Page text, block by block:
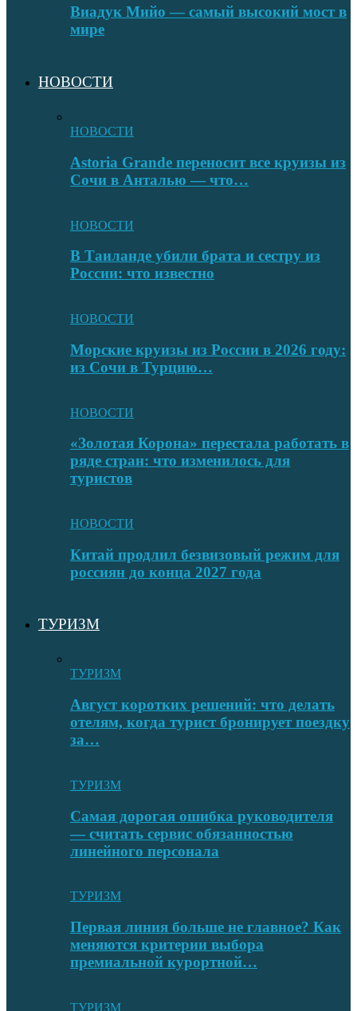
Виадук Мийо — самый высокий мост в
мире
НОВОСТИ
НОВОСТИ
Astoria Grande переносит все круизы из
Сочи в Анталью — что…
НОВОСТИ
В Таиланде убили брата и сестру из
России: что известно
НОВОСТИ
Морские круизы из России в 2026 году:
из Сочи в Турцию…
НОВОСТИ
«Золотая Корона» перестала работать в
ряде стран: что изменилось для
туристов
НОВОСТИ
Китай продлил безвизовый режим для
россиян до конца 2027 года
ТУРИЗМ
ТУРИЗМ
Август коротких решений: что делать
отелям, когда турист бронирует поездку
за…
ТУРИЗМ
Самая дорогая ошибка руководителя
— считать сервис обязанностью
линейного персонала
ТУРИЗМ
Первая линия больше не главное? Как
меняются критерии выбора
премиальной курортной…
ТУРИЗМ